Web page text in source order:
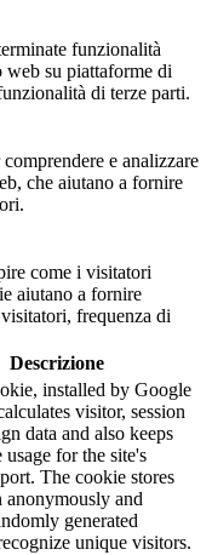
funzionalità
su piattaforme di
di terze parti.
e analizzare
che aiutano a fornire
come i visitatori
aiutano a fornire
frequenza di
Descrizione
installed by Google
visitor, session
data and also keeps
for the site's
The cookie stores
and
generated
unique visitors.